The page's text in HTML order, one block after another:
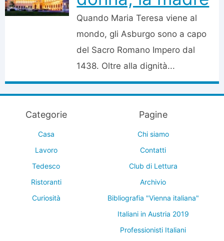
Quando Maria Teresa viene al
mondo, gli Asburgo sono a capo
del Sacro Romano Impero dal
1438. Oltre alla dignità...
Categorie
Casa
Lavoro
Tedesco
Ristoranti
Curiosità
Pagine
Chi siamo
Contatti
Club di Lettura
Archivio
Bibliografia "Vienna italiana"
Italiani in Austria 2019
Professionisti Italiani